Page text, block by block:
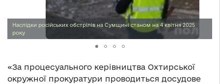
Наслідки російських обстрілів на Сумщині станом на 4 квітня 2025
року
«За процесуального керівництва Охтирської
окружної прокуратури проводиться досудове